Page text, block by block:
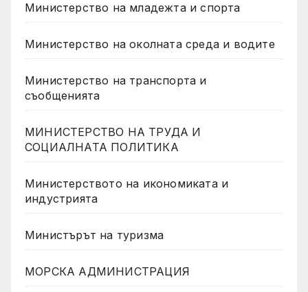
Министерство на младежта и спорта
Министерство на околната среда и водите
Министерство на транспорта и
съобщенията
МИНИСТЕРСТВО НА ТРУДА И
СОЦИАЛНАТА ПОЛИТИКА
Министерството на икономиката и
индустрията
Министърът на туризма
МОРСКА АДМИНИСТРАЦИЯ